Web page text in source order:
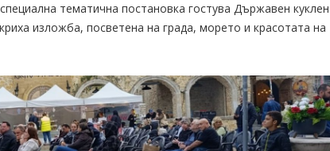
тематична постановка гостува Държавен куклен
изложба, посветена на града, морето и красотата на